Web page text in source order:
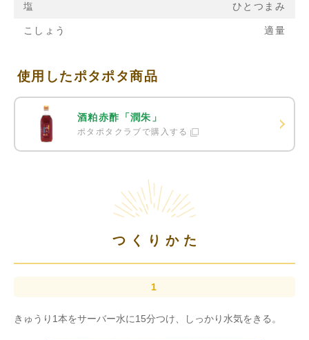
塩 ひとつまみ
こしょう 適量
使用したポタポタ商品
酒粕赤酢「潤朱」
ポタポタクラブで購入する
つくりかた
きゅうり1本をサーバー水に15分つけ、しっかり水気をきる。